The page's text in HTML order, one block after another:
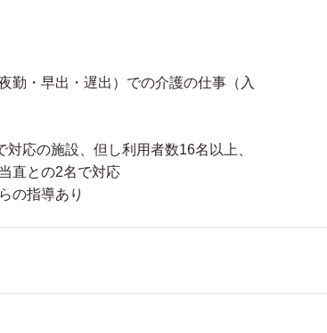
勤・早出・遅出）での介護の仕事（入
対応の施設、但し利用者数16名以上、
直との2名で対応
の指導あり